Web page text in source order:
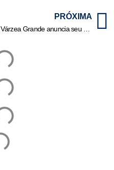
PRÓXIMA
Várzea Grande anuncia seu primeiro festival de pesca